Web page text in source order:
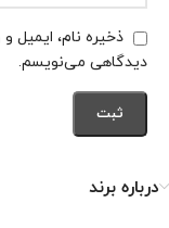
ذخیره نام، ایمیل
دیدگاهی می‌نویسم.
درباره برند